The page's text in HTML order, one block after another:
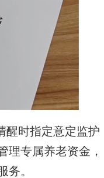
时指定意定监护
理专属养老资金，
务。